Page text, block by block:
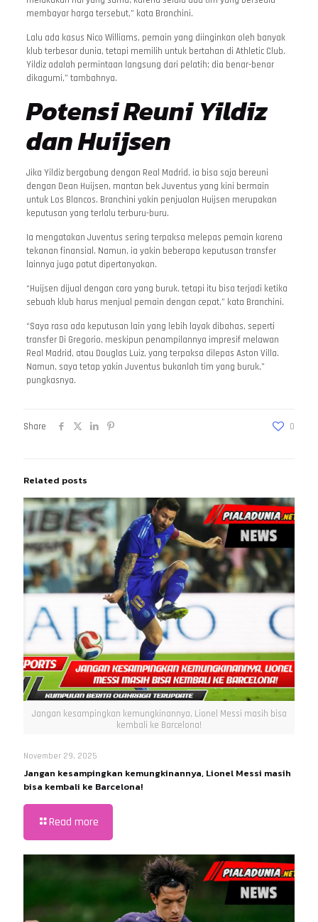
membayar harga tersebut,” kata Branchini.
Lalu ada kasus Nico Williams, pemain yang diinginkan oleh banyak
klub terbesar dunia, tetapi memilih untuk bertahan di Athletic Club.
Yildiz adalah permintaan langsung dari pelatih; dia benar-benar
dikagumi,” tambahnya.
Potensi Reuni Yildiz
dan Huijsen
Jika Yildiz bergabung dengan Real Madrid, ia bisa saja bereuni
dengan Dean Huijsen, mantan bek Juventus yang kini bermain
untuk Los Blancos. Branchini yakin penjualan Huijsen merupakan
keputusan yang terlalu terburu-buru.
Ia mengatakan Juventus sering terpaksa melepas pemain karena
tekanan finansial. Namun, ia yakin beberapa keputusan transfer
lainnya juga patut dipertanyakan.
“Huijsen dijual dengan cara yang buruk, tetapi itu bisa terjadi ketika
sebuah klub harus menjual pemain dengan cepat,” kata Branchini.
“Saya rasa ada keputusan lain yang lebih layak dibahas, seperti
transfer Di Gregorio, meskipun penampilannya impresif melawan
Real Madrid, atau Douglas Luiz, yang terpaksa dilepas Aston Villa.
Namun, saya tetap yakin Juventus bukanlah tim yang buruk,”
pungkasnya.
Share 0
Related posts
Jangan kesampingkan kemungkinannya, Lionel Messi masih bisa
kembali ke Barcelona!
November 29, 2025
Jangan kesampingkan kemungkinannya, Lionel Messi masih
bisa kembali ke Barcelona!
Read more